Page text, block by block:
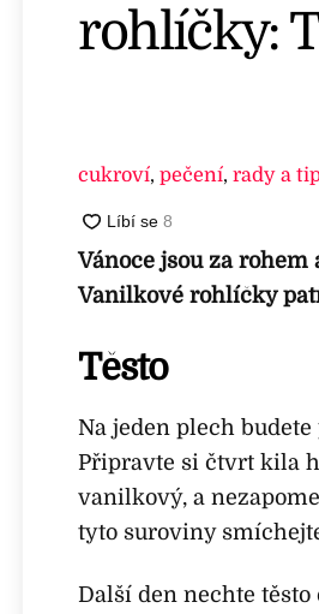
rohlíčky:
cukroví, pečení, rady a
Vánoce jsou za
Vanilkové rohlíčky
Těsto
Na jeden plech
Připravte si čtvrt kila
vanilkový, a
tyto suroviny
Další den nechte těsto